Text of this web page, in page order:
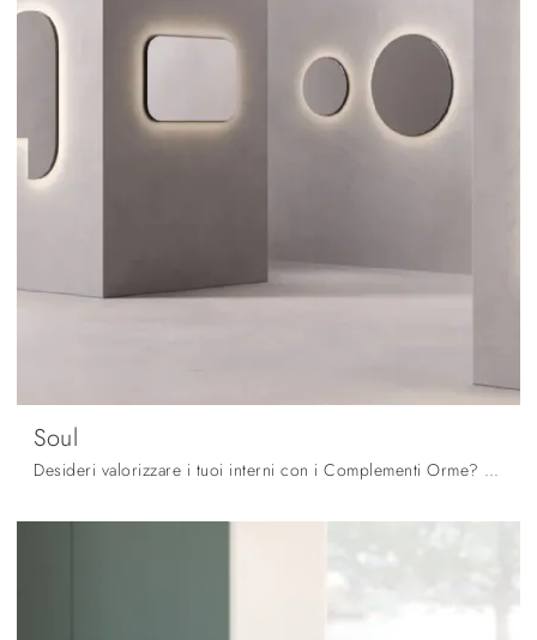
Soul
Desideri valorizzare i tuoi interni con i Complementi Orme? Ecco qui diversi modelli di specchi senza cornice come Soul.